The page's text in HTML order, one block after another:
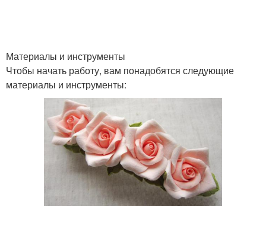
Материалы и инструменты
Чтобы начать работу, вам понадобятся следующие
материалы и инструменты: